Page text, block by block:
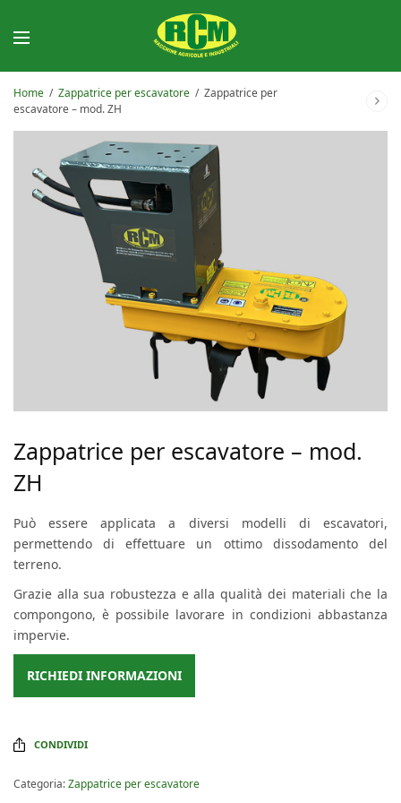
Home / Zappatrice per escavatore / Zappatrice per
escavatore – mod. ZH
Zappatrice per escavatore – mod.
ZH
Può essere applicata a diversi modelli di escavatori,
permettendo di effettuare un ottimo dissodamento del
terreno.
Grazie alla sua robustezza e alla qualità dei materiali che la
compongono, è possibile lavorare in condizioni abbastanza
impervie.
RICHIEDI INFORMAZIONI
CONDIVIDI
Categoria:Zappatrice per escavatore